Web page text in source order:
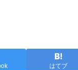
はてブ